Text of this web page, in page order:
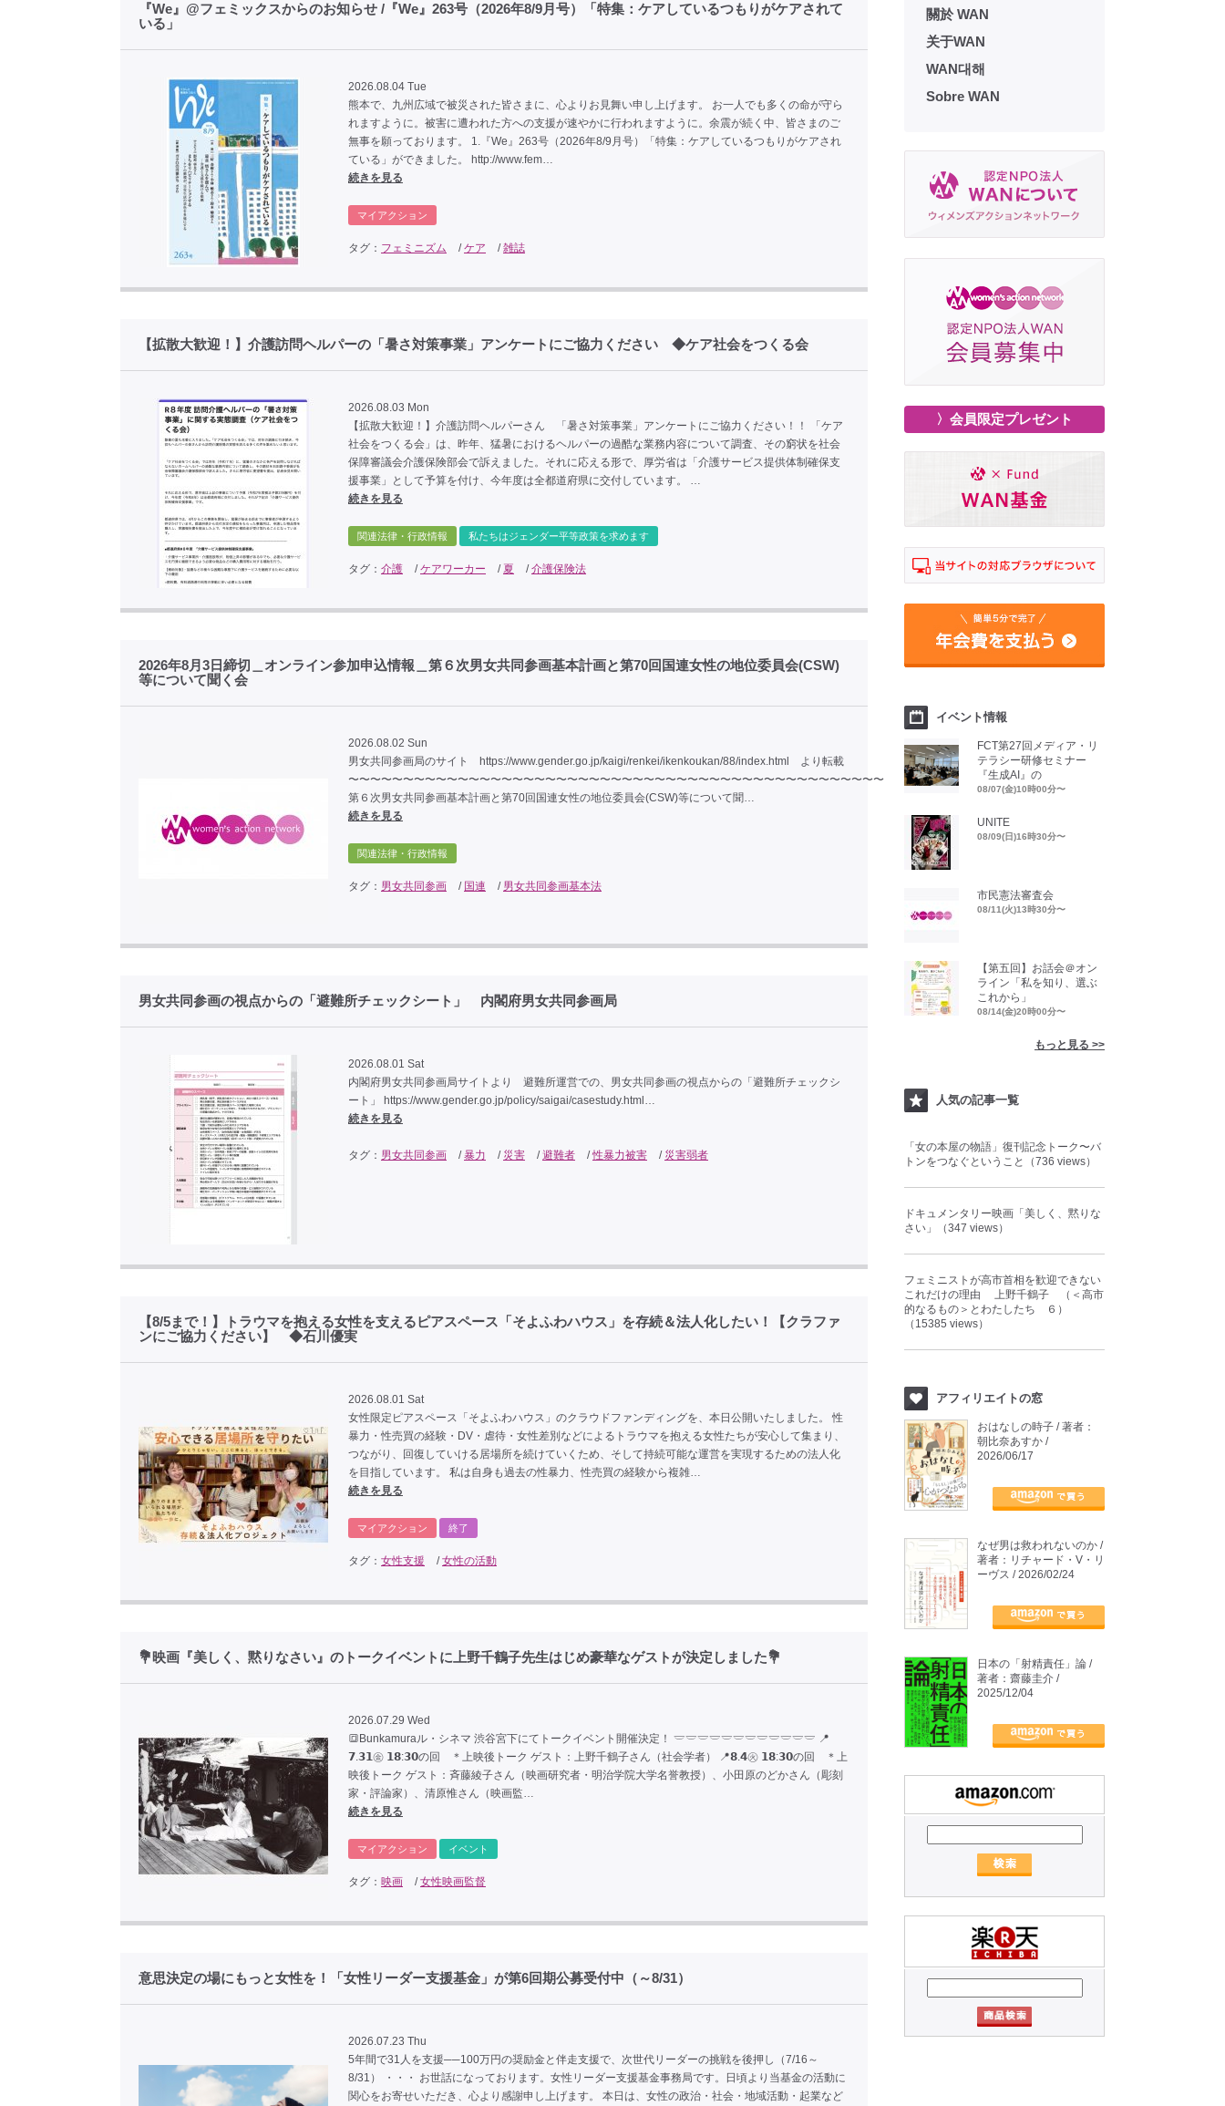
『We』@フェミックスからのお知らせ /『We』263号（2026年8/9月号）「特集：ケアしているつもりがケアされて
いる」
2026.08.04 Tue
熊本で、九州広域で被災された皆さまに、心よりお見舞い申し上げます。 お一人でも多くの命が守ら
れますように。被害に遭われた方への支援が速やかに行われますように。余震が続く中、皆さまのご
無事を願っております。 1.『We』263号（2026年8/9月号）「特集：ケアしているつもりがケアされ
ている」ができました。 http://www.fem…
続きを見る
マイアクション
タグ： フェミニズム /ケア /雑誌
【拡散大歓迎！】介護訪問ヘルパーの「暑さ対策事業」アンケートにご協力ください ◆ケア社会をつくる会
2026.08.03 Mon
【拡散大歓迎！】介護訪問ヘルパーさん 「暑さ対策事業」アンケートにご協力ください！！ 「ケア
社会をつくる会」は、昨年、猛暑におけるヘルパーの過酷な業務内容について調査、その窮状を社会
保障審議会介護保険部会で訴えました。それに応える形で、厚労省は「介護サービス提供体制確保支
援事業」として予算を付け、今年度は全都道府県に交付しています。 …
続きを見る
関連法律・行政情報 私たちはジェンダー平等政策を求めます
タグ： 介護 /ケアワーカー /夏 /介護保険法
2026年8⽉3⽇締切＿オンライン参加申込情報＿第６次男女共同参画基本計画と第70回国連⼥性の地位委員会(CSW)
等について聞く会
2026.08.02 Sun
男女共同参画局のサイト https://www.gender.go.jp/kaigi/renkei/ikenkoukan/88/index.html より転載
〜〜〜〜〜〜〜〜〜〜〜〜〜〜〜〜〜〜〜〜〜〜〜〜〜〜〜〜〜〜〜〜〜〜〜〜〜〜〜〜〜〜〜〜〜〜〜〜〜
第６次男女共同参画基本計画と第70回国連⼥性の地位委員会(CSW)等について聞…
続きを見る
関連法律・行政情報
タグ： 男女共同参画 / 国連 / 男女共同参画基本法
男女共同参画の視点からの「避難所チェックシート」 内閣府男女共同参画局
2026.08.01 Sat
内閣府男女共同参画局サイトより 避難所運営での、男女共同参画の視点からの「避難所チェックシ
ート」 https://www.gender.go.jp/policy/saigai/casestudy.html…
続きを見る
タグ： 男女共同参画 /暴力 / 災害 /避難者 /性暴力被害 / 災害弱者
【8/5まで！】トラウマを抱える女性を支えるピアスペース「そよふわハウス」を存続＆法人化したい！【クラファ
ンにご協力ください】 ◆石川優実
2026.08.01 Sat
女性限定ピアスペース「そよふわハウス」のクラウドファンディングを、本日公開いたしました。 性
暴力・性売買の経験・DV・虐待・女性差別などによるトラウマを抱える女性たちが安心して集まり、
つながり、回復していける居場所を続けていくため、そして持続可能な運営を実現するための法人化
を目指しています。 私は自身も過去の性暴力、性売買の経験から複雑…
続きを見る
マイアクション 終了
タグ： 女性支援 /女性の活動
💐映画『美しく、黙りなさい』のトークイベントに上野千鶴子先生はじめ豪華なゲストが決定しました💐
2026.07.29 Wed
🔳Bunkamuraル・シネマ 渋谷宮下にてトークイベント開催決定！ 𓎟𓎟𓎟𓎟𓎟𓎟𓎟𓎟𓎟𓎟𓎟𓎟 📍
𝟳.𝟯𝟭㊎ 𝟭𝟴:𝟯𝟬の回 ＊上映後トーク ゲスト：上野千鶴子さん（社会学者） 📍𝟴.𝟰㊋ 𝟭𝟴:𝟯𝟬の回 ＊上
映後トーク ゲスト：斉藤綾子さん（映画研究者・明治学院大学名誉教授）、小田原のどかさん（彫刻
家・評論家）、清原惟さん（映画監…
続きを見る
マイアクション イベント
タグ： 映画 /女性映画監督
意思決定の場にもっと女性を！「女性リーダー支援基金」が第6回期公募受付中（～8/31）
2026.07.23 Thu
5年間で31人を支援──100万円の奨励金と伴走支援で、次世代リーダーの挑戦を後押し（7/16～
8/31） ・・・ お世話になっております。女性リーダー支援基金事務局です。日頃より当基金の活動に
関心をお寄せいただき、心より感謝申し上げます。 本日は、女性の政治・社会・地域活動・起業など
關於 WAN
关于WAN
WAN대해
Sobre WAN
〉会員限定プレゼント
イベント情報
FCT第27回メディア・リ
テラシー研修セミナー
『生成AI』の
08/07(金)10時00分〜
UNITE
08/09(日)16時30分〜
市民憲法審査会
08/11(火)13時30分〜
【第五回】お話会＠オン
ライン「私を知り、選ぶ
これから」
08/14(金)20時00分〜
もっと見る >>
人気の記事一覧
「女の本屋の物語」復刊記念トーク〜バ
トンをつなぐということ（736 views）
ドキュメンタリー映画「美しく、黙りな
さい」（347 views）
フェミニストが高市首相を歓迎できない
これだけの理由 上野千鶴子 （＜高市
的なるもの＞とわたしたち ６）
（15385 views）
アフィリエイトの窓
おはなしの時子 / 著者：
朝比奈あすか /
2026/06/17
なぜ男は救われないのか /
著者：リチャード・V・リ
ーヴス / 2026/02/24
日本の「射精責任」論 /
著者：齋藤圭介 /
2025/12/04